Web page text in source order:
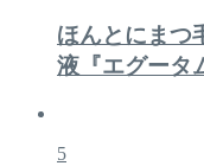
ほんとにまつ
液『エグータ
5